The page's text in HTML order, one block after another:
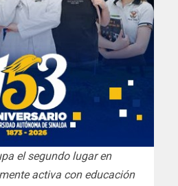
el segundo lugar en
activa con educación